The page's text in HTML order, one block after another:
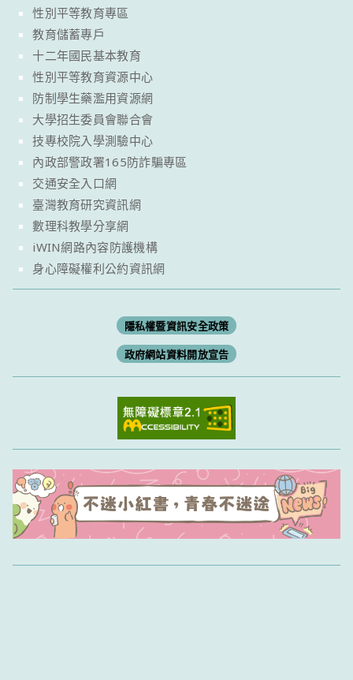
性別平等教育專區
教育儲蓄專戶
十二年國民基本教育
性別平等教育資源中心
防制學生藥濫用資源網
大學招生委員會聯合會
技專校院入學測驗中心
內政部警政署165防詐騙專區
交通安全入口網
臺灣教育研究資訊網
數理科教學分享網
iWIN網路內容防護機構
身心障礙權利公約資訊網
隱私權暨資訊安全政策
政府網站資料開放宣告